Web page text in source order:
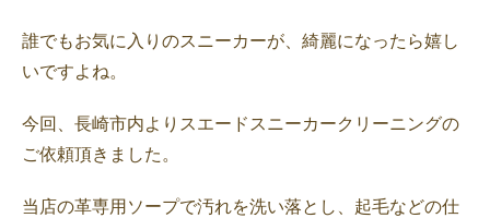
誰でもお気に入りのスニーカーが、綺麗になったら嬉し
いですよね。
今回、長崎市内よりスエードスニーカークリーニングの
ご依頼頂きました。
当店の革専用ソープで汚れを洗い落とし、起毛などの仕